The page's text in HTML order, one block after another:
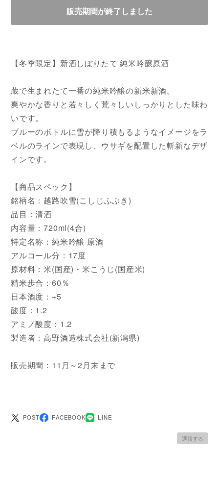
販売期間が終了しました
【冬季限定】新酒しぼりたて 純米吟醸原酒
蔵で生まれたて一番の純米吟醸の新米新酒。
爽やかな香りと若々しく荒々しいしっかりとした味わ
いです。
ブルーのボトルに雪が降り積もるようなイメージをラ
ベルのラインで表現し、ウサギを配置した斬新なデザ
インです。
【商品スペック】
銘柄名：越路吹雪(こしじふぶき)
品目：清酒
内容量：720ml(4合)
特定名称：純米吟醸 原酒
アルコール分：17度
原材料：米(国産)・米こうじ(国産米)
精米歩合：60％
日本酒度：+5
酸度：1.2
アミノ酸度：1.2
製造者：高野酒造株式会社(新潟県)
販売期間：11月～2月末まで
POST FACEBOOK LINE
通報する